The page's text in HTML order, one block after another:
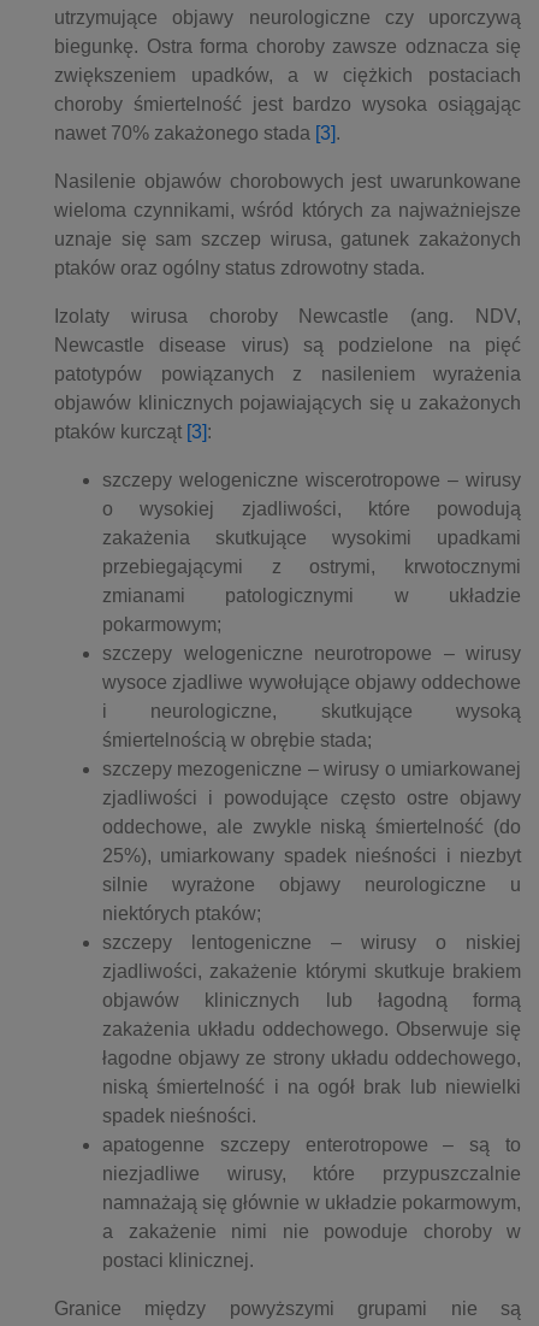
utrzymujące objawy neurologiczne czy uporczywą
biegunkę. Ostra forma choroby zawsze odznacza się
zwiększeniem upadków, a w ciężkich postaciach
choroby śmiertelność jest bardzo wysoka osiągając
nawet 70% zakażonego stada [3].
Nasilenie objawów chorobowych jest uwarunkowane
wieloma czynnikami, wśród których za najważniejsze
uznaje się sam szczep wirusa, gatunek zakażonych
ptaków oraz ogólny status zdrowotny stada.
Izolaty wirusa choroby Newcastle (ang. NDV,
Newcastle disease virus) są podzielone na pięć
patotypów powiązanych z nasileniem wyrażenia
objawów klinicznych pojawiających się u zakażonych
ptaków kurcząt [3]:
szczepy welogeniczne wiscerotropowe – wirusy
o wysokiej zjadliwości, które powodują
zakażenia skutkujące wysokimi upadkami
przebiegającymi z ostrymi, krwotocznymi
zmianami patologicznymi w układzie
pokarmowym;
szczepy welogeniczne neurotropowe – wirusy
wysoce zjadliwe wywołujące objawy oddechowe
i neurologiczne, skutkujące wysoką
śmiertelnością w obrębie stada;
szczepy mezogeniczne – wirusy o umiarkowanej
zjadliwości i powodujące często ostre objawy
oddechowe, ale zwykle niską śmiertelność (do
25%), umiarkowany spadek nieśności i niezbyt
silnie wyrażone objawy neurologiczne u
niektórych ptaków;
szczepy lentogeniczne – wirusy o niskiej
zjadliwości, zakażenie którymi skutkuje brakiem
objawów klinicznych lub łagodną formą
zakażenia układu oddechowego. Obserwuje się
łagodne objawy ze strony układu oddechowego,
niską śmiertelność i na ogół brak lub niewielki
spadek nieśności.
apatogenne szczepy enterotropowe – są to
niezjadliwe wirusy, które przypuszczalnie
namnażają się głównie w układzie pokarmowym,
a zakażenie nimi nie powoduje choroby w
postaci klinicznej.
Granice między powyższymi grupami nie są